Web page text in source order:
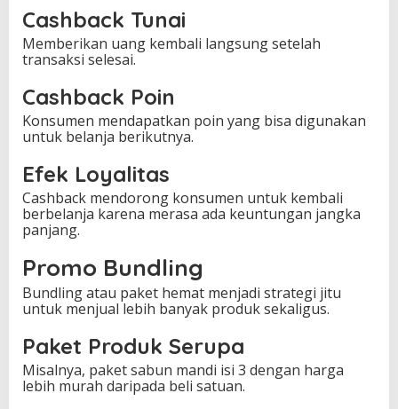
Cashback Tunai
Memberikan uang kembali langsung setelah
transaksi selesai.
Cashback Poin
Konsumen mendapatkan poin yang bisa digunakan
untuk belanja berikutnya.
Efek Loyalitas
Cashback mendorong konsumen untuk kembali
berbelanja karena merasa ada keuntungan jangka
panjang.
Promo Bundling
Bundling atau paket hemat menjadi strategi jitu
untuk menjual lebih banyak produk sekaligus.
Paket Produk Serupa
Misalnya, paket sabun mandi isi 3 dengan harga
lebih murah daripada beli satuan.